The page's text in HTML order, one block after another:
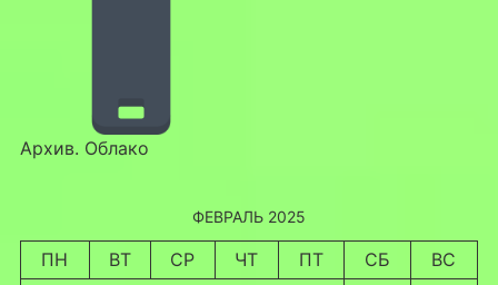
Архив. Облако
ФЕВРАЛЬ 2025
ПН ВТ СР ЧТ ПТ СБ
ВС